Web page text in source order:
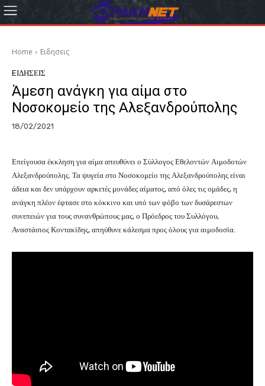
Home Eιδησεις
EΙΔΗΣΕΙΣ
Άμεση ανάγκη για αίμα στο
Νοσοκομείο της Αλεξανδρούπολης
18/02/2021
Επείγουσα έκκληση για αίμα απευθύνει ο Σύλλογος Εθελοντών Αιμοδοτών
Αλεξανδρούπολης. Τα ψυγεία στο Νοσοκομείο της Αλεξανδρούπολης είναι
άδεια και δεν υπάρχουν αρκετές μονάδες αίματος, από όλες τις ομάδες, η
ανάγκη πλέον έφτασε στο κόκκινο και υπό των φόβο των δυσάρεστων
συνεπειών για τους συνανθρώπους μας, ο Πρόεδρος του Συλλόγου,
Αναστάσιος Κοντακίδης, απηύθυνε κάλεσμα προς όλους για αιμοδοσία.